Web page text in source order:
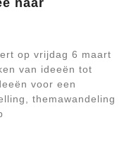
naar
op vrijdag 6 maart
van ideeën tot
voor een
themawandeling